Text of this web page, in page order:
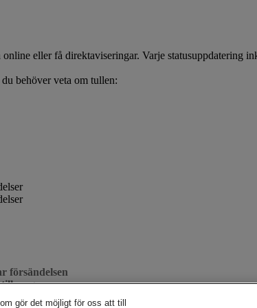
eller få direktaviseringar. Varje statusuppdatering
behöver veta om tullen:
försändelsen
en granne
gör det möjligt för oss att till